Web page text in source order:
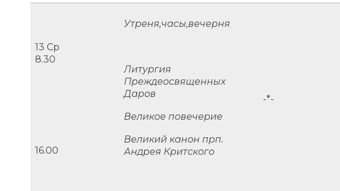
13 Ср
8.30
16.00
Утреня,часы,вечерня
Литургия
Преждеосвященных
Даров
Великое повечерие
Великий канон прп.
Андрея Критского
-*-